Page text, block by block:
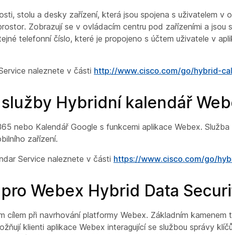
stolu a desky zařízení, která jsou spojena s uživatelem v
Zobrazují se v ovládacím centru pod zařízeními a jsou
telefonní číslo, které je propojeno s účtem uživatele v
naleznete v části http://www.cisco.com/go/hybrid-
Hybridní kalendář
nebo Kalendář Google s funkcemi aplikace Webex. Služba
zařízení.
Service naleznete v části https://www.cisco.com/go/
Webex Hybrid Data
cílem při navrhování platformy Webex. Základním kamenem
klienti aplikace Webex interagující se službou správy